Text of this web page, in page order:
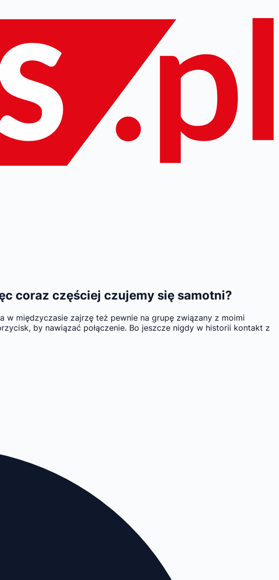
coraz częściej czujemy się samotni?
w międzyczasie zajrzę też pewnie na grupę związany z moimi
by nawiązać połączenie. Bo jeszcze nigdy w historii kontakt z